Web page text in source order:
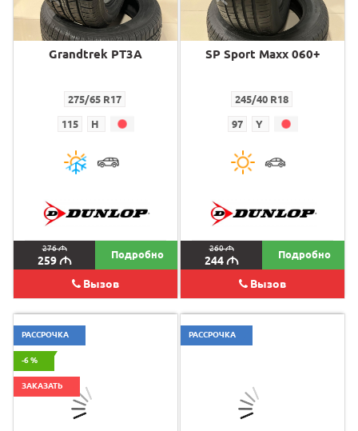
Grandtrek PT3A
275/65 R17
115 H
276M
259M Подробно
Вызов
SP Sport Maxx 060+
245/40 R18
97 Y
260M
244M Подробно
Вызов
РАССРОЧКА
-6 %
ЗАКАЗАТЬ
РАССРОЧКА